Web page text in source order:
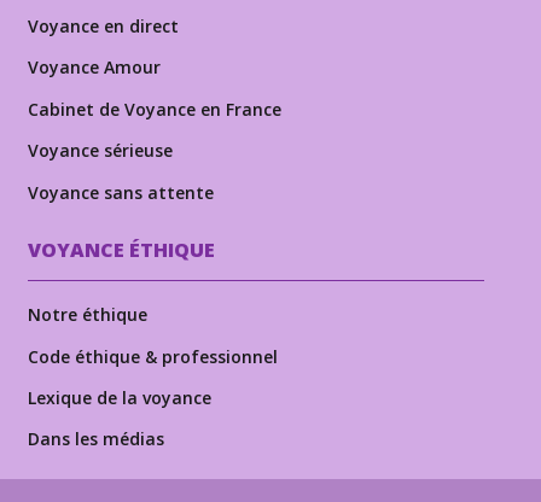
Voyance en direct
Voyance Amour
Cabinet de Voyance en France
Voyance sérieuse
Voyance sans attente
VOYANCE ÉTHIQUE
Notre éthique
Code éthique & professionnel
Lexique de la voyance
Dans les médias